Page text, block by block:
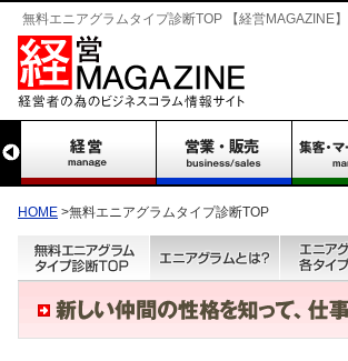
無料エニアグラムタイプ診断TOP 【経営MAGAZINE】
HOME >無料エニアグラムタイプ診断TOP